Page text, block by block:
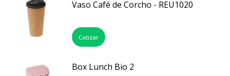
Vaso Café de Corcho - REU1020
Cotizar
Box Lunch Bio 2